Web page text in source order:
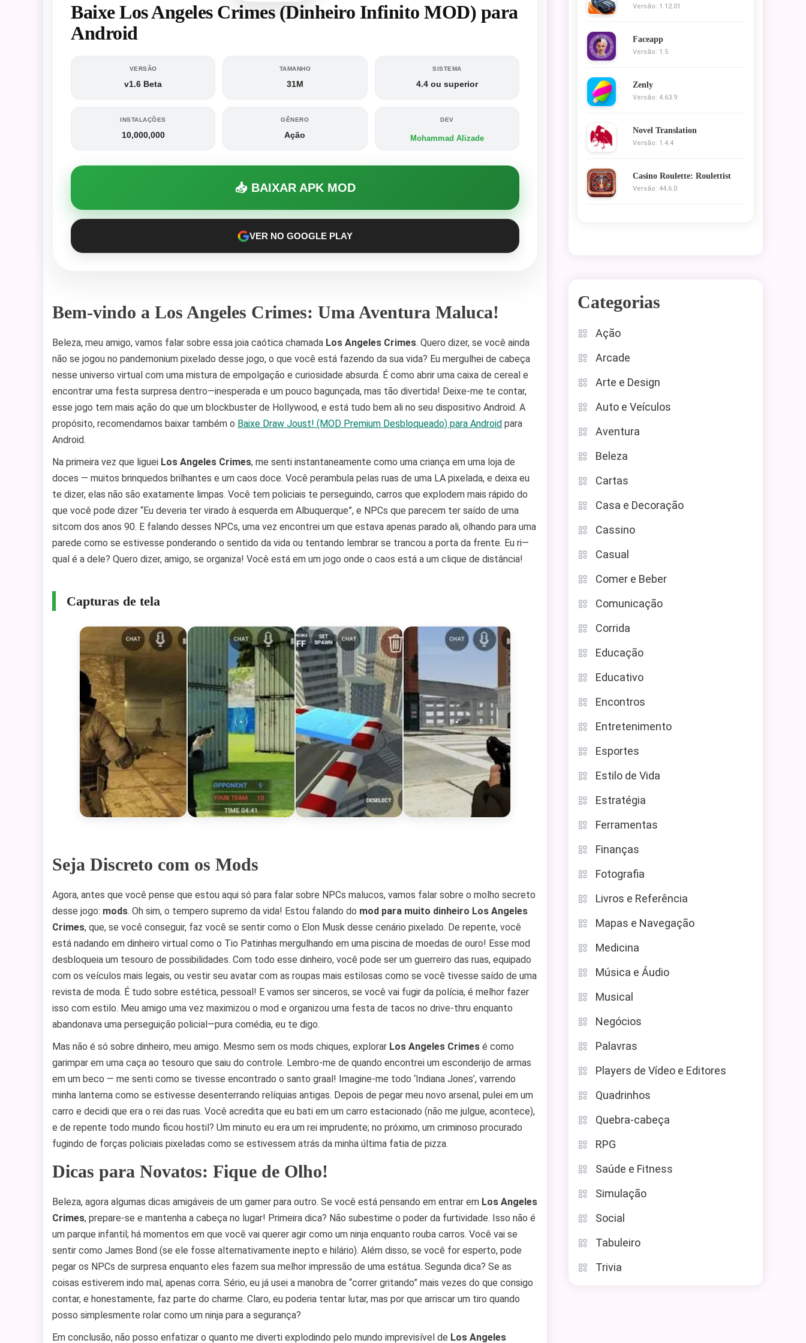
Baixe Los Angeles Crimes (Dinheiro Infinito MOD) para
Android
VERSÃO
v1.6 Beta
TAMANHO
31M
SISTEMA
4.4 ou superior
INSTALAÇÕES
10,000,000
GÊNERO
Ação
DEV
Mohammad Alizade
📥 BAIXAR APK MOD
VER NO GOOGLE PLAY
Bem-vindo a Los Angeles Crimes: Uma Aventura Maluca!
Beleza, meu amigo, vamos falar sobre essa joia caótica chamada Los Angeles Crimes. Quero dizer, se você ainda
não se jogou no pandemonium pixelado desse jogo, o que você está fazendo da sua vida? Eu mergulhei de cabeça
nesse universo virtual com uma mistura de empolgação e curiosidade absurda. É como abrir uma caixa de cereal e
encontrar uma festa surpresa dentro—inesperada e um pouco bagunçada, mas tão divertida! Deixe-me te contar,
esse jogo tem mais ação do que um blockbuster de Hollywood, e está tudo bem ali no seu dispositivo Android. A
propósito, recomendamos baixar também o Baixe Draw Joust! (MOD Premium Desbloqueado) para Android para
Android.
Na primeira vez que liguei Los Angeles Crimes, me senti instantaneamente como uma criança em uma loja de
doces — muitos brinquedos brilhantes e um caos doce. Você perambula pelas ruas de uma LA pixelada, e deixa eu
te dizer, elas não são exatamente limpas. Você tem policiais te perseguindo, carros que explodem mais rápido do
que você pode dizer “Eu deveria ter virado à esquerda em Albuquerque”, e NPCs que parecem ter saído de uma
sitcom dos anos 90. E falando desses NPCs, uma vez encontrei um que estava apenas parado ali, olhando para uma
parede como se estivesse ponderando o sentido da vida ou tentando lembrar se trancou a porta da frente. Eu ri—
qual é a dele? Quero dizer, amigo, se organiza! Você está em um jogo onde o caos está a um clique de distância!
Capturas de tela
Seja Discreto com os Mods
Agora, antes que você pense que estou aqui só para falar sobre NPCs malucos, vamos falar sobre o molho secreto
desse jogo: mods. Oh sim, o tempero supremo da vida! Estou falando do mod para muito dinheiro Los Angeles
Crimes, que, se você conseguir, faz você se sentir como o Elon Musk desse cenário pixelado. De repente, você
está nadando em dinheiro virtual como o Tio Patinhas mergulhando em uma piscina de moedas de ouro! Esse mod
desbloqueia um tesouro de possibilidades. Com todo esse dinheiro, você pode ser um guerreiro das ruas, equipado
com os veículos mais legais, ou vestir seu avatar com as roupas mais estilosas como se você tivesse saído de uma
revista de moda. É tudo sobre estética, pessoal! E vamos ser sinceros, se você vai fugir da polícia, é melhor fazer
isso com estilo. Meu amigo uma vez maximizou o mod e organizou uma festa de tacos no drive-thru enquanto
abandonava uma perseguição policial—pura comédia, eu te digo.
Mas não é só sobre dinheiro, meu amigo. Mesmo sem os mods chiques, explorar Los Angeles Crimes é como
garimpar em uma caça ao tesouro que saiu do controle. Lembro-me de quando encontrei um esconderijo de armas
em um beco — me senti como se tivesse encontrado o santo graal! Imagine-me todo ‘Indiana Jones’, varrendo
minha lanterna como se estivesse desenterrando relíquias antigas. Depois de pegar meu novo arsenal, pulei em um
carro e decidi que era o rei das ruas. Você acredita que eu bati em um carro estacionado (não me julgue, acontece),
e de repente todo mundo ficou hostil? Um minuto eu era um rei imprudente; no próximo, um criminoso procurado
fugindo de forças policiais pixeladas como se estivessem atrás da minha última fatia de pizza.
Dicas para Novatos: Fique de Olho!
Beleza, agora algumas dicas amigáveis de um gamer para outro. Se você está pensando em entrar em Los Angeles
Crimes, prepare-se e mantenha a cabeça no lugar! Primeira dica? Não subestime o poder da furtividade. Isso não é
um parque infantil; há momentos em que você vai querer agir como um ninja enquanto rouba carros. Você vai se
sentir como James Bond (se ele fosse alternativamente inepto e hilário). Além disso, se você for esperto, pode
pegar os NPCs de surpresa enquanto eles fazem sua melhor impressão de uma estátua. Segunda dica? Se as
coisas estiverem indo mal, apenas corra. Sério, eu já usei a manobra de “correr gritando” mais vezes do que consigo
contar, e honestamente, faz parte do charme. Claro, eu poderia tentar lutar, mas por que arriscar um tiro quando
posso simplesmente rolar como um ninja para a segurança?
Em conclusão, não posso enfatizar o quanto me diverti explodindo pelo mundo imprevisível de Los Angeles
Versão: 1.12.01
Faceapp
Versão: 1.5
Zenly
Versão: 4.63.9
Novel Translation
Versão: 1.4.4
Casino Roulette: Roulettist
Versão: 44.6.0
Categorias
Ação
Arcade
Arte e Design
Auto e Veículos
Aventura
Beleza
Cartas
Casa e Decoração
Cassino
Casual
Comer e Beber
Comunicação
Corrida
Educação
Educativo
Encontros
Entretenimento
Esportes
Estilo de Vida
Estratégia
Ferramentas
Finanças
Fotografia
Livros e Referência
Mapas e Navegação
Medicina
Música e Áudio
Musical
Negócios
Palavras
Players de Vídeo e Editores
Quadrinhos
Quebra-cabeça
RPG
Saúde e Fitness
Simulação
Social
Tabuleiro
Trivia